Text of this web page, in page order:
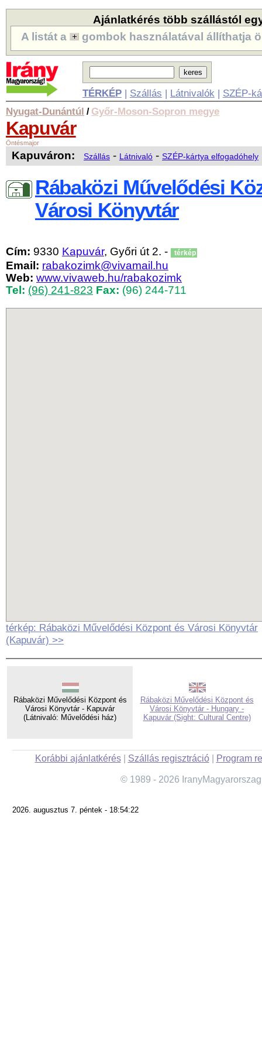
Ajánlatkérés több szállástól
A listát a
gombok használatával állíthatja
TÉRKÉP| Szállás | Látnivalók | SZÉP-
Nyugat-Dunántúl / Győr-Moson-Sopron megye
Kapuvár
Öntésmajor
Kapuváron: Szállás - Látnivaló - SZÉP-kártya elfogadóhely
Rábaközi Művelődési
Városi Könyvtár
Cím: 9330 Kapuvár, Győri út 2. - térkép
Email: rabakozimk@vivamail.hu
Web: www.vivaweb.hu/rabakozimk
Tel: (96) 241-823 Fax: (96) 244-711
térkép: Rábaközi Művelődési Központ és Városi Könyvtár
(Kapuvár) >>
Rábaközi Művelődési Központ és
Városi Könyvtár - Kapuvár
(Látnivaló: Művelődési ház)
Rábaközi Művelődési Központ és
Városi Könyvtár - Hungary -
Kapuvár (Sight: Cultural Centre)
Korábbi ajánlatkérés| Szállás regisztráció| Program
© 1989 - 2026
2026. augusztus 7. péntek - 18:54:22